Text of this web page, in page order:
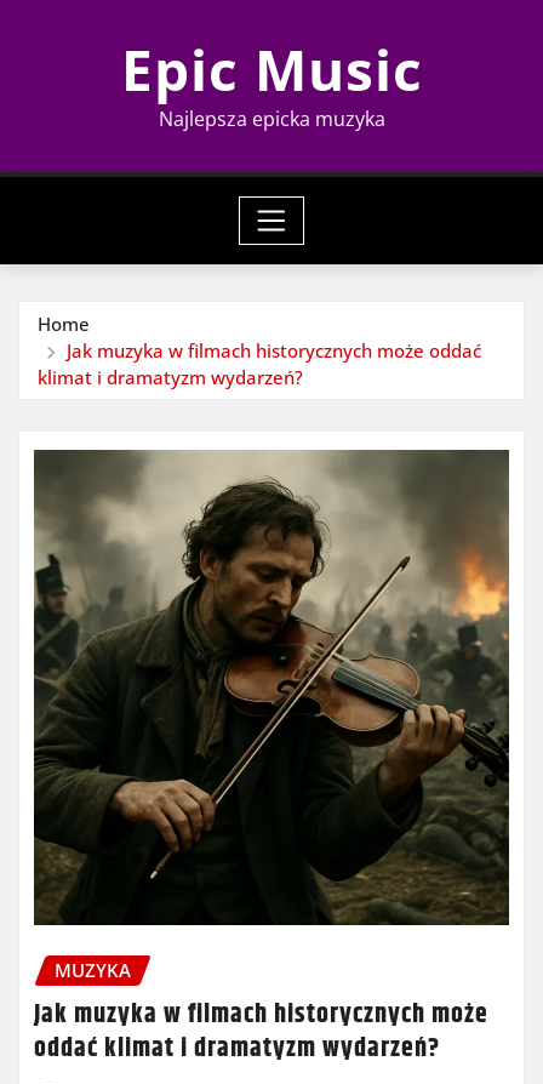
Epic Music
Najlepsza epicka muzyka
Home
Jak muzyka w filmach historycznych może oddać
klimat i dramatyzm wydarzeń?
MUZYKA
Jak muzyka w filmach historycznych może
oddać klimat i dramatyzm wydarzeń?